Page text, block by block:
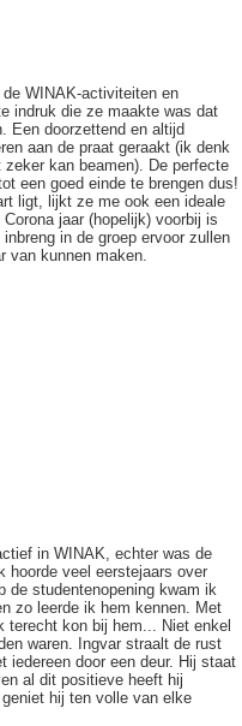
WINAK-activiteiten en
indruk die ze maakte was dat
Een doorzettend en altijd
aan de praat geraakt (ik denk
kan beamen). De perfecte
een goed einde te brengen dus!
ligt, lijkt ze me ook een ideale
jaar (hopelijk) voorbij is
in de groep ervoor zullen
van kunnen maken.
in WINAK, echter was de
hoorde veel eerstejaars over
de studentenopening kwam ik
zo leerde ik hem kennen. Met
terecht kon bij hem... Niet enkel
waren. Ingvar straalt de rust
iedereen door een deur. Hij staat
al dit positieve heeft hij
hij ten volle van elke